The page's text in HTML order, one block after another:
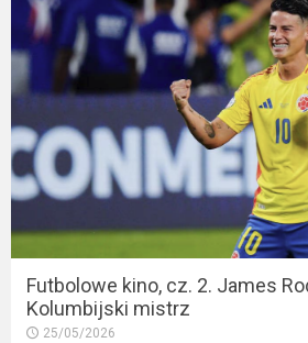
Futbolowe kino, cz. 2. James
Kolumbijski mistrz
25/05/2026